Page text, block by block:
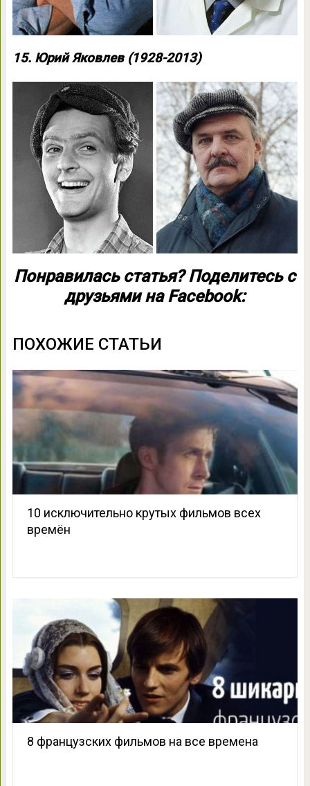
15. Юрий Яковлев (1928-2013)
Понравилась статья? Поделитесь с
друзьями на Facebook:
ПОХОЖИЕ СТАТЬИ
10 исключительно крутых фильмов всех
времён
8 французских фильмов на все времена